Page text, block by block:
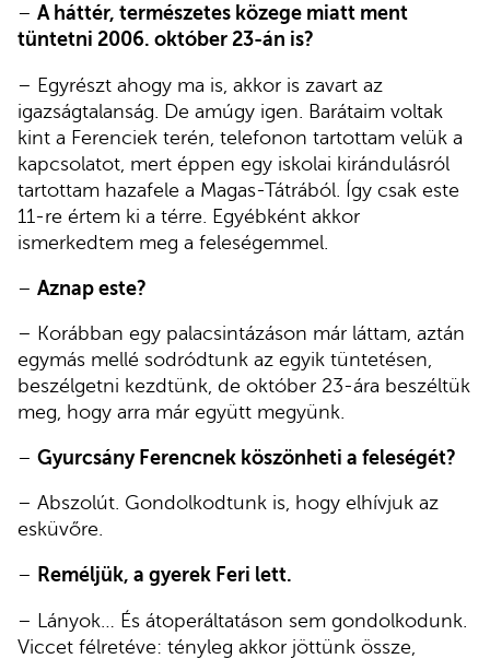
– A háttér, természetes közege miatt ment
tüntetni 2006. október 23-án is?
– Egyrészt ahogy ma is, akkor is zavart az
igazságtalanság. De amúgy igen. Barátaim voltak
kint a Ferenciek terén, telefonon tartottam velük a
kapcsolatot, mert éppen egy iskolai kirándulásról
tartottam hazafele a Magas-Tátrából. Így csak este
11-re értem ki a térre. Egyébként akkor
ismerkedtem meg a feleségemmel.
– Aznap este?
– Korábban egy palacsintázáson már láttam, aztán
egymás mellé sodródtunk az egyik tüntetésen,
beszélgetni kezdtünk, de október 23-ára beszéltük
meg, hogy arra már együtt megyünk.
– Gyurcsány Ferencnek köszönheti a feleségét?
– Abszolút. Gondolkodtunk is, hogy elhívjuk az
esküvőre.
– Reméljük, a gyerek Feri lett.
– Lányok… És átoperáltatáson sem gondolkodunk.
Viccet félretéve: tényleg akkor jöttünk össze,